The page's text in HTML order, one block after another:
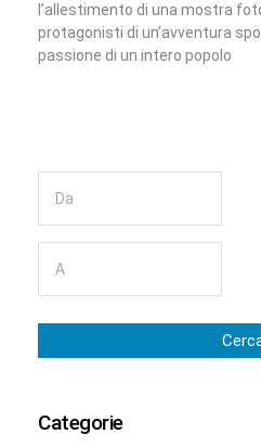
l’allestimento di una mostra
protagonisti di un’avventura
passione di un intero popolo
Categorie